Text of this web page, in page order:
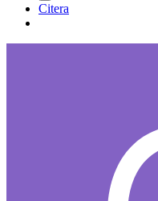
Citera